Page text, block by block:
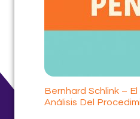
Bernhard Schlink –
Análisis Del